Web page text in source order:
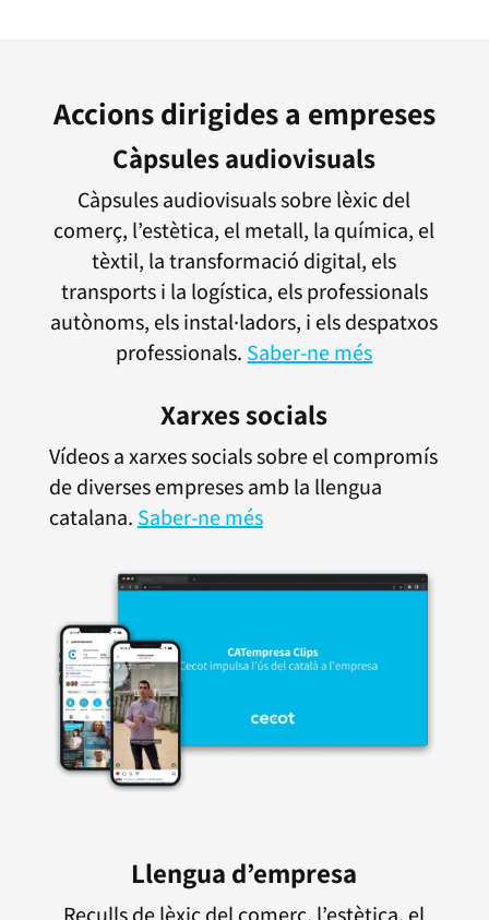
Accions dirigides a empreses
Càpsules audiovisuals
Càpsules audiovisuals sobre lèxic del
comerç, l’estètica, el metall, la química, el
tèxtil, la transformació digital, els
transports i la logística, els professionals
autònoms, els instal·ladors, i els despatxos
professionals. Saber-ne més
Xarxes socials
Vídeos a xarxes socials sobre el compromís
de diverses empreses amb la llengua
catalana. Saber-ne més
Llengua d’empresa